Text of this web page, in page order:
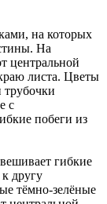
на которых
На
центральной
листа. Цветы
трубочки
с
побеги из
гибкие
другу
тёмно-зелёные